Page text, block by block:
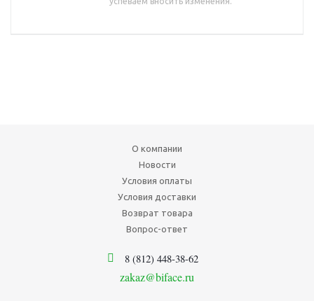
О компании
Новости
Условия оплаты
Условия доставки
Возврат товара
Вопрос-ответ
8 (812) 448-38-62
zakaz@biface.ru